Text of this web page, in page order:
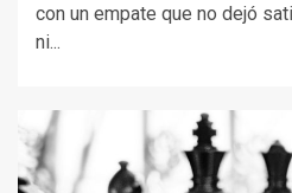
con un empate que no dejó
ni...